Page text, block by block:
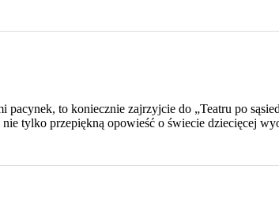
pacynek, to koniecznie zajrzyjcie do „Teatru po
tylko przepiękną opowieść o świecie dziecięcej